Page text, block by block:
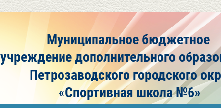
Муниципальное бюджетное
учреждениедополнительного
Петрозаводского городского
«Спортивная школа №6»